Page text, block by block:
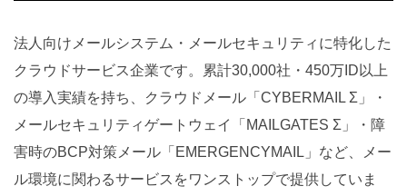
法人向けメールシステム・メールセキュリティに特化した
クラウドサービス企業です。累計30,000社・450万ID以上
の導入実績を持ち、クラウドメール「CYBERMAIL Σ」・
メールセキュリティゲートウェイ「MAILGATES Σ」・障
害時のBCP対策メール「EMERGENCYMAIL」など、メー
ル環境に関わるサービスをワンストップで提供していま